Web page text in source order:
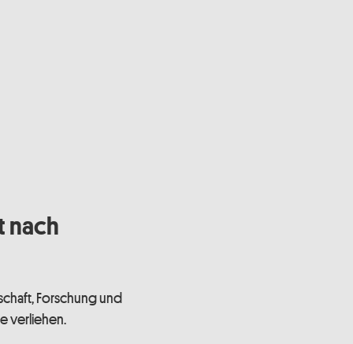
nach
Forschung und
verliehen.